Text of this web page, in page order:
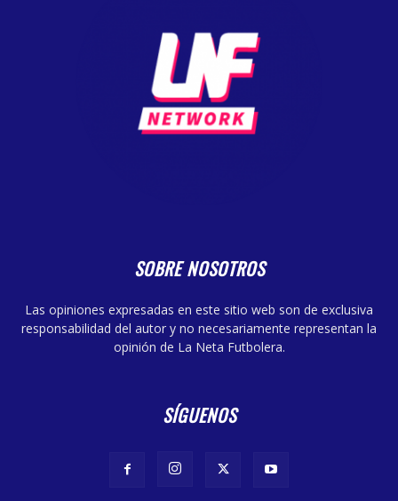
SOBRE NOSOTROS
Las opiniones expresadas en este sitio web son de exclusiva
responsabilidad del autor y no necesariamente representan la
opinión de La Neta Futbolera.
SÍGUENOS